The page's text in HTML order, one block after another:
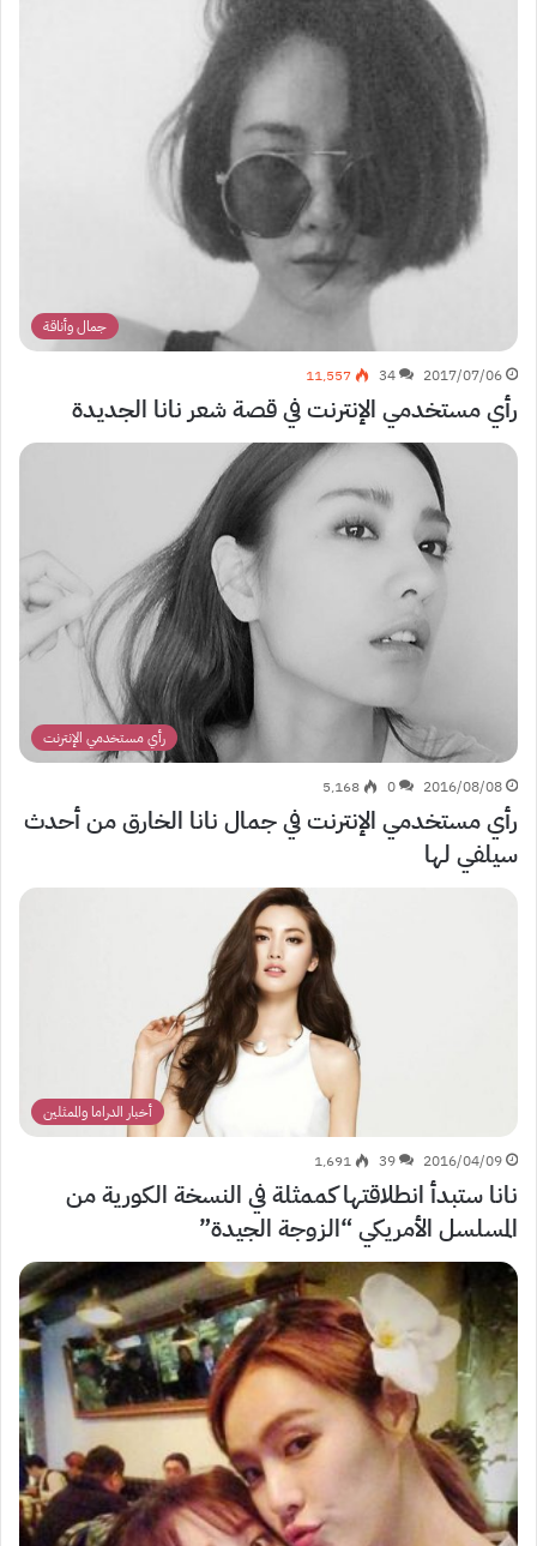
جمال وأناقة
2017/07/06
34 11٬557
رأي مستخدمي الإنترنت في قصة شعر نانا الجديدة
رأي مستخدمي الإنترنت
2016/08/08
0 5٬168
رأي مستخدمي الإنترنت في جمال نانا الخارق من أحدث
سيلفي لها
أخبار الدراما والممثلين
2016/04/09
39 1٬691
نانا ستبدأ انطلاقتها كممثلة في النسخة الكورية من
المسلسل الأمريكي “الزوجة الجيدة”